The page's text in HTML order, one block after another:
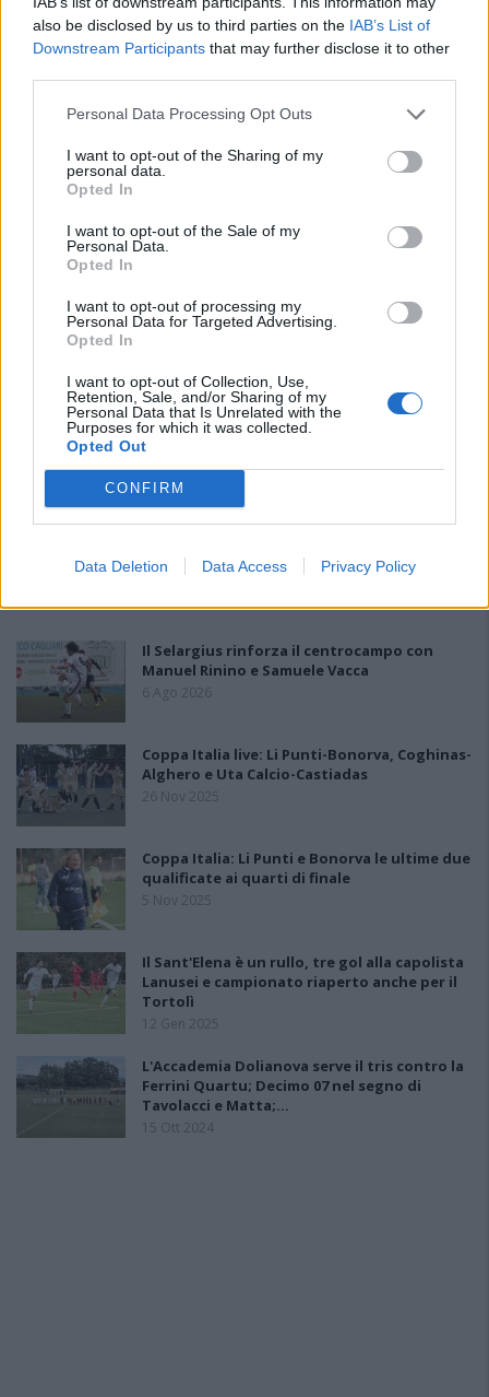
also be disclosed by us to third parties on the IAB’s List of
Downstream Participants that may further disclose it to other
Personal Data Processing Opt Outs
I want to opt-out of the Sharing of my
personal data.
Opted In
I want to opt-out of the Sale of my
Personal Data.
Opted In
I want to opt-out of processing my
Personal Data for Targeted Advertising.
Opted In
I want to opt-out of Collection, Use,
Retention, Sale, and/or Sharing of my
Personal Data that Is Unrelated with the
Purposes for which it was collected.
Opted Out
CONFIRM
Data Deletion Data Access Privacy Policy
Il Selargius rinforza il centrocampo con
Manuel Rinino e Samuele Vacca
6 Ago 2026
Coppa Italia live: Li Punti-Bonorva, Coghinas-
Alghero e Uta Calcio-Castiadas
26 Nov 2025
Coppa Italia: Li Punti e Bonorva le ultime due
qualificate ai quarti di finale
5 Nov 2025
Il Sant'Elena è un rullo, tre gol alla capolista
Lanusei e campionato riaperto anche per il
Tortolì
12 Gen 2025
L'Accademia Dolianova serve il tris contro la
Ferrini Quartu; Decimo 07 nel segno di
Tavolacci e Matta;…
15 Ott 2024